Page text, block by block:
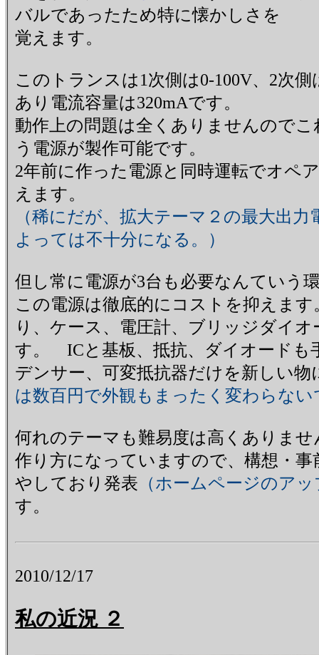
バルであったため特に懐かしさを
覚えます。
このトランスは1次側は0-100V、2次
あり電流容量は320mAです。
動作上の問題は全くありませんのでこ
う電源が製作可能です。
2年前に作った電源と同時運転でオペ
えます。
（稀にだが、拡大テーマ２の最大出
よっては不十分になる。）
但し常に電源が3台も必要なんていう
この電源は徹底的にコストを抑えま
り、ケース、電圧計、ブリッジダイ
す。 ICと基板、抵抗、ダイオードも
デンサー、可変抵抗器だけを新しい物
は数百円で外観もまったく変わらな
何れのテーマも難易度は高くありま
作り方になっていますので、構想・
やしており発表 （ホームページのア
す。
2010/12/17
私の近況 ２